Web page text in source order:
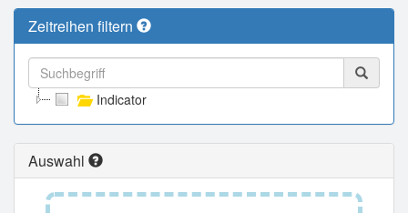
Zeitreihen filtern
Indicator
Auswahl